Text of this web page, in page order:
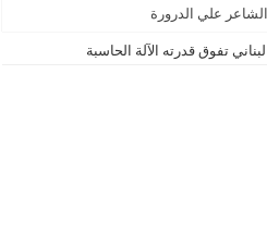
تفوق قدرته الآلة الحاسبة